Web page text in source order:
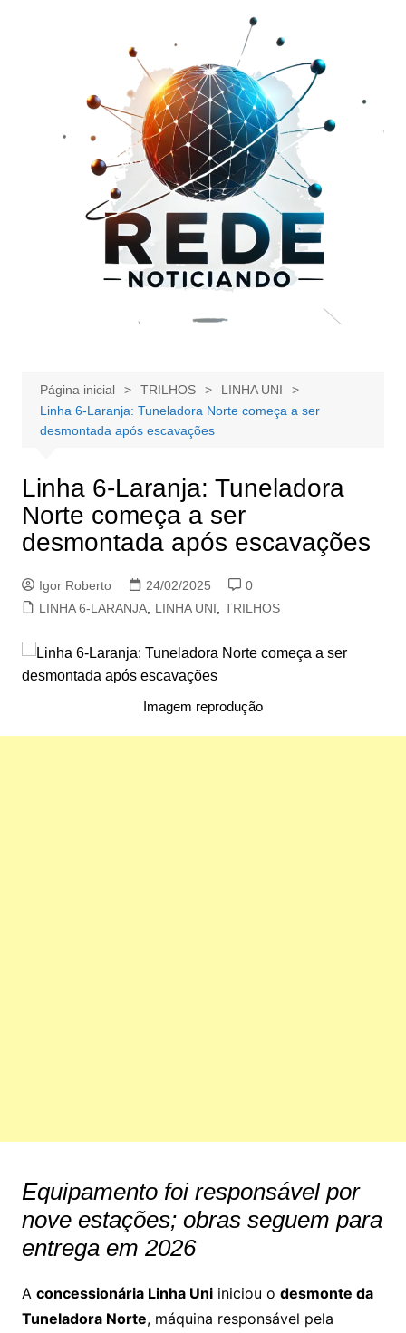
Página inicial TRILHOS
LINHA UNI
Linha 6-Laranja: Tuneladora Norte começa a ser
desmontada após escavações
Linha 6-Laranja: Tuneladora
Norte começa a ser
desmontada após escavações
Igor Roberto 24/02/2025
0
LINHA 6-LARANJA, LINHA UNI TRILHOS
Imagem reprodução
Equipamento foi responsável por
nove estações; obras seguem para
entrega em 2026
A concessionária Linha Uniiniciou o desmonte da
Tuneladora Norte, máquina responsável pela